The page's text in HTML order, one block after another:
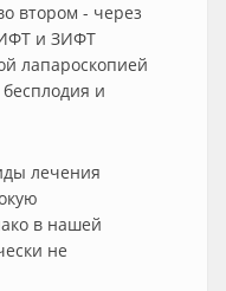
втором - через
и ЗИФТ
лапароскопией
и
лечения
в нашей
не